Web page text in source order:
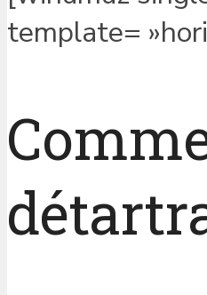
template=